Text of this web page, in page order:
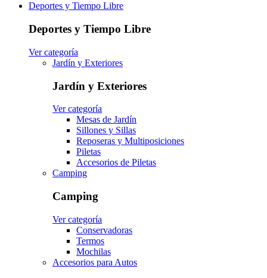
Deportes y Tiempo Libre
Deportes y Tiempo Libre
Ver categoría
Jardín y Exteriores
Jardín y Exteriores
Ver categoría
Mesas de Jardín
Sillones y Sillas
Reposeras y Multiposiciones
Piletas
Accesorios de Piletas
Camping
Camping
Ver categoría
Conservadoras
Termos
Mochilas
Accesorios para Autos